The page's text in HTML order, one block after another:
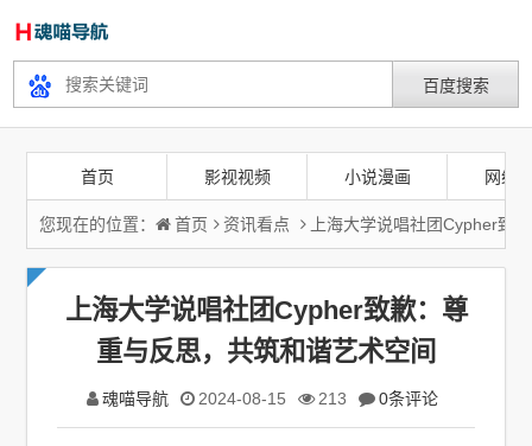
首页 影视视频 小说漫画 网络
您现在的位置： 首页 资讯看点 上海大学说唱社团Cypher致
上海大学说唱社团Cypher致歉：尊
重与反思，共筑和谐艺术空间
魂喵导航 2024-08-15 213 0条评论